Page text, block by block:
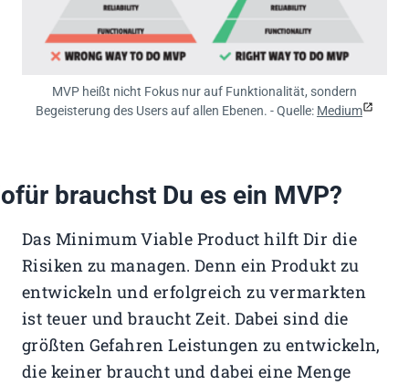
MVP heißt nicht Fokus nur auf Funktionalität, sondern
Begeisterung des Users auf allen Ebenen. - Quelle: Medium
brauchst Du es ein MVP?
Das Minimum Viable Product hilft Dir die
Risiken zu managen. Denn ein Produkt zu
entwickeln und erfolgreich zu vermarkten
ist teuer und braucht Zeit. Dabei sind die
größten Gefahren Leistungen zu entwickeln,
die keiner braucht und dabei eine Menge